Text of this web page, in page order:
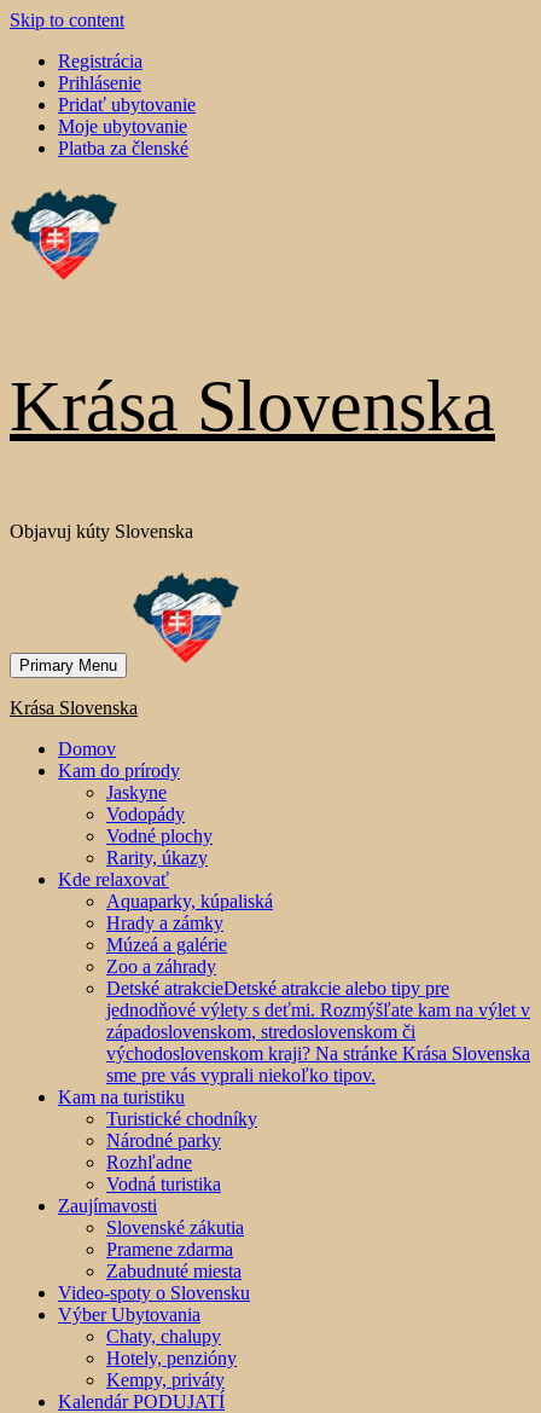
Skip to content
Registrácia
Prihlásenie
Pridať ubytovanie
Moje ubytovanie
Platba za členské
Krása Slovenska
Objavuj kúty Slovenska
Primary Menu
Krása Slovenska
Domov
Kam do prírody
Jaskyne
Vodopády
Vodné plochy
Rarity, úkazy
Kde relaxovať
Aquaparky, kúpaliská
Hrady a zámky
Múzeá a galérie
Zoo a záhrady
Detské atrakcieDetské atrakcie alebo tipy pre
jednodňové výlety s deťmi. Rozmýšľate kam na výlet v
západoslovenskom, stredoslovenskom či
východoslovenskom kraji? Na stránke Krása Slovenska
sme pre vás vyprali niekoľko tipov.
Kam na turistiku
Turistické chodníky
Národné parky
Rozhľadne
Vodná turistika
Zaujímavosti
Slovenské zákutia
Pramene zdarma
Zabudnuté miesta
Video-spoty o Slovensku
Výber Ubytovania
Chaty, chalupy
Hotely, penzióny
Kempy, priváty
Kalendár PODUJATÍ